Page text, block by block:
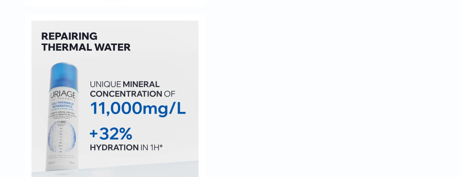
والذاكرة
القلب
دعم
مرضى
السكري
دعم
الكلى